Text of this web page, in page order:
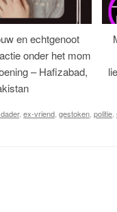
en echtgenoot
onder het mom
– Hafizabad,
, ex-vriend gestoken politie